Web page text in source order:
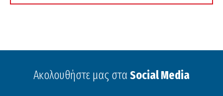
Ακολουθήστε μας στα Social Media